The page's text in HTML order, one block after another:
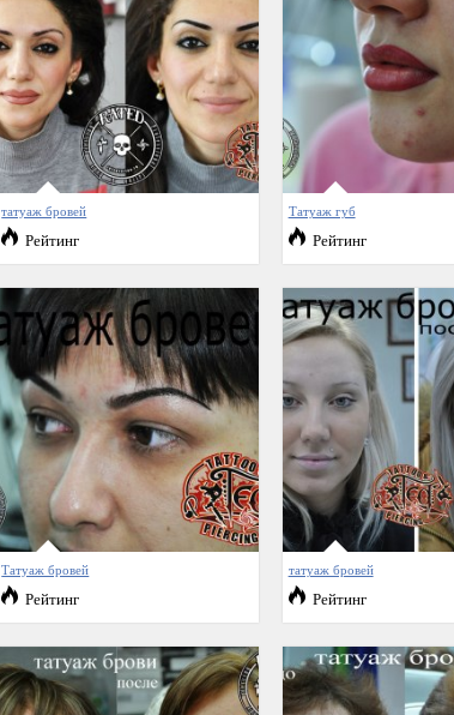
татуаж бровей
Рейтинг
Татуаж губ
Рейтинг
Татуаж бровей
Рейтинг
татуаж бровей
Рейтинг